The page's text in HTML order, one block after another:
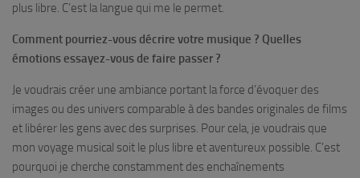
plus libre. C’est la langue qui me le permet.
Comment pourriez-vous décrire votre musique ? Quelles
émotions essayez-vous de faire passer ?
Je voudrais créer une ambiance portant la force d’évoquer des
images ou des univers comparable à des bandes originales de films
et libérer les gens avec des surprises. Pour cela, je voudrais que
mon voyage musical soit le plus libre et aventureux possible. C’est
pourquoi je cherche constamment des enchaînements